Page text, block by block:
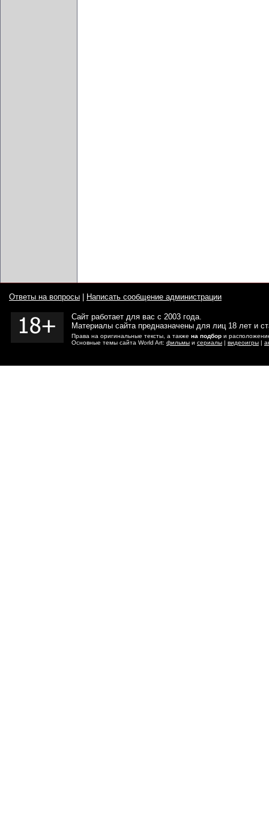
Ответы на вопросы Написать сообщение администрации
Сайт работает для вас с 2003 года.
Материалы сайта предназначены для лиц 18 лет и
Права на оригинальные тексты, а также на подбор и
Основные темы сайта World Art: фильмы и сериалы | видеоигры |